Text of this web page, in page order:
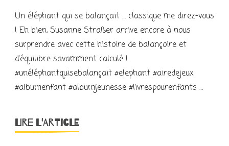
Un éléphant qui se balançait … classique me direz-vous
! Eh bien, Susanne Straßer arrive encore à nous
surprendre avec cette histoire de balançoire et
d’équilibre savamment calculé !
#unéléphantquisebalançait #elephant #airedejeux
#albumenfant #albumjeunesse #livrespourenfants …
LIRE L'ARTICLE